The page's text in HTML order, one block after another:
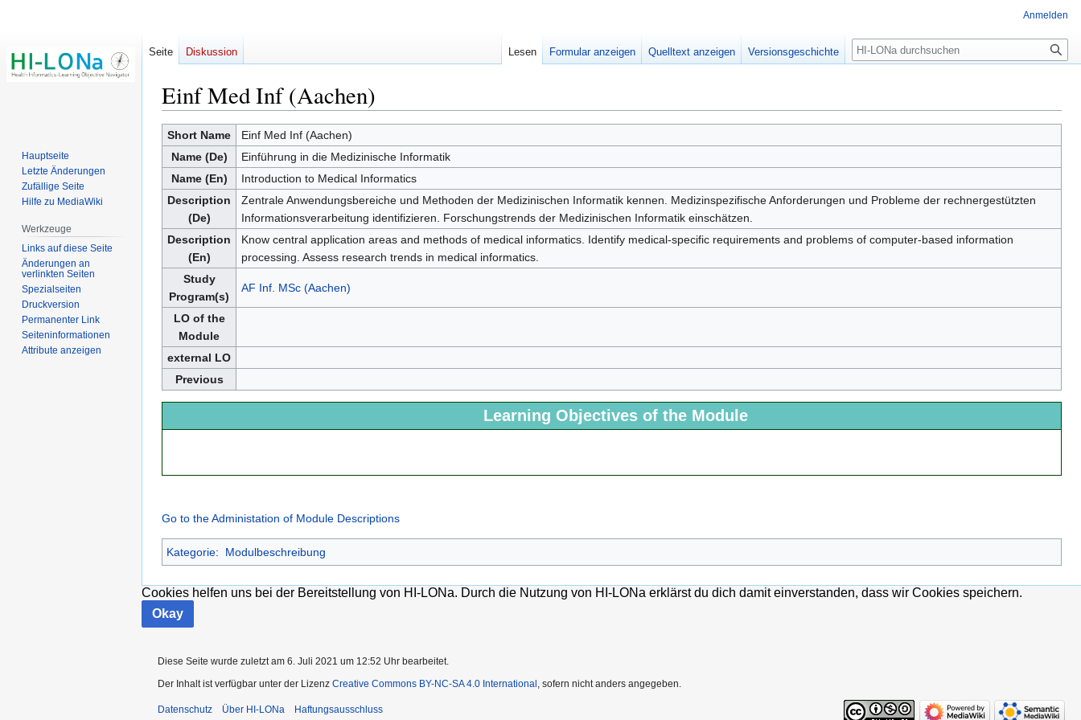
Einf Med Inf (Aachen)
Zur
Navigation
springen
Zur
Suche
springen
Short Name
Einf Med Inf (Aachen)
Name (De)
Einführung in die Medizinische Informatik
Name (En)
Introduction to Medical Informatics
Description
(De)
Zentrale Anwendungsbereiche und Methoden der Medizinischen Informatik kennen. Medizinspezifische Anforderungen und Probleme der rechnergestützten
Informationsverarbeitung identifizieren. Forschungstrends der Medizinischen Informatik einschätzen.
Description
(En)
Know central application areas and methods of medical informatics. Identify medical-specific requirements and problems of computer-based information
processing. Assess research trends in medical informatics.
Study
Program(s)
AF Inf. MSc (Aachen)
LO of the
Module
external LO
Previous
Learning Objectives of the Module
Go to the Administation of Module Descriptions
Kategorie: Modulbeschreibung
Cookies helfen uns bei der Bereitstellung von HI-LONa. Durch die Nutzung von HI-LONa erklärst du dich damit einverstanden, dass wir Cookies speichern.
Okay
Anmelden
Seite Diskussion Lesen Formular anzeigen Quelltext anzeigen Versionsgeschichte
Hauptseite
Letzte Änderungen
Zufällige Seite
Hilfe zu MediaWiki
Werkzeuge
Links auf diese Seite
Änderungen an
verlinkten Seiten
Spezialseiten
Druckversion
Permanenter Link
Seiten­­informationen
Attribute anzeigen
Diese Seite wurde zuletzt am 6. Juli 2021 um 12:52 Uhr bearbeitet.
Der Inhalt ist verfügbar unter der Lizenz Creative Commons BY-NC-SA 4.0 International , sofern nicht anders angegeben.
Datenschutz Über HI-LONa Haftungsausschluss